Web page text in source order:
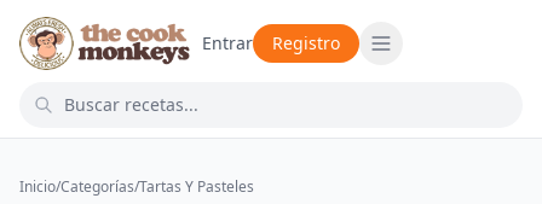
Entrar Registro
Inicio/Categorías/Tartas Y Pasteles